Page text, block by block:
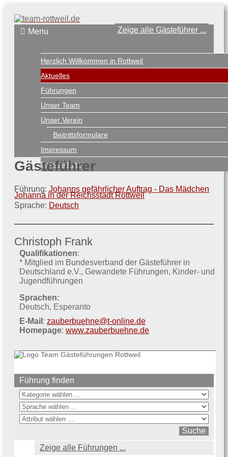
Menu
Herzlich Willkommen in Rottweil
Aktuelles
Führungen
Unser Team
Unser Verein
Beitrittsformulare
Impressum
Datenschutz
Gästeführer
Führung: Johanns gefährlicher Auftrag - Das Mädchen
Johanna in der Reichsstadt Rottweil
Sprache: Deutsch
Zeige alle Gästeführer ...
Christoph Frank
Qualifikationen:
* Mitglied im Bundesverband der Gästeführer in
Deutschland e.V. Gewandete Führungen
Kinder- und
Jugendführungen
Sprachen:
Deutsch
Esperanto
E-Mail : zauberbuehne@t-online.de
Homepage: www.zauberbuehne.de
Führung finden
Zeige alle Führungen ...